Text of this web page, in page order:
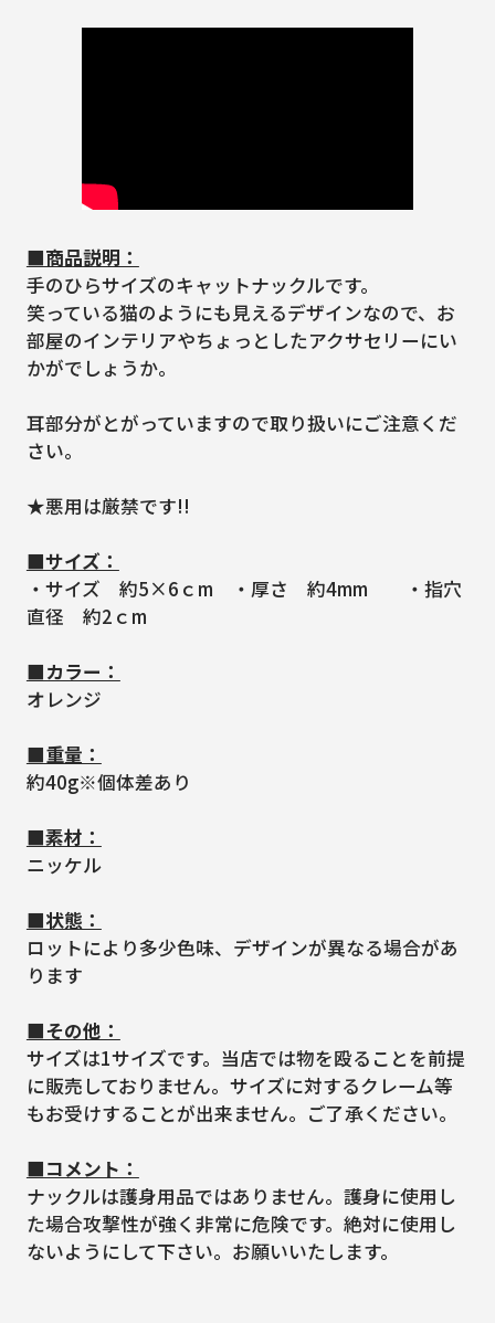
■商品説明：
手のひらサイズのキャットナックルです。
笑っている猫のようにも見えるデザインなので、お
部屋のインテリアやちょっとしたアクサセリーにい
かがでしょうか。
耳部分がとがっていますので取り扱いにご注意くだ
さい。
★悪用は厳禁です!!
■サイズ：
・サイズ 約5×6ｃm ・厚さ 約4mm ・指穴
直径 約2ｃm
■カラー：
オレンジ
■重量：
約40g※個体差あり
■素材：
ニッケル
■状態：
ロットにより多少色味、デザインが異なる場合があ
ります
■その他：
サイズは1サイズです。当店では物を殴ることを前提
に販売しておりません。サイズに対するクレーム等
もお受けすることが出来ません。ご了承ください。
■コメント：
ナックルは護身用品ではありません。護身に使用し
た場合攻撃性が強く非常に危険です。絶対に使用し
ないようにして下さい。お願いいたします。